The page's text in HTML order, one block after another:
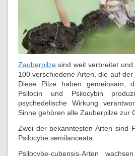
Zauberpilze sind weit verbreitet
100 verschiedene Arten, die auf der
Diese Pilze haben gemeinsam,
Psilocin und Psilocybin
psychedelische Wirkung
Sinne gehören alle Zauberpilze zur
Zwei der bekanntesten Arten sind
Psilocybe semilanceata.
Psilocybe-cubensis-Arten